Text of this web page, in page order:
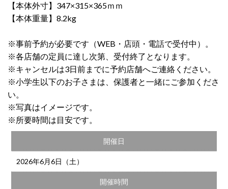
【本体外寸】347×315×365ｍｍ
【本体重量】8.2kg
※事前予約が必要です（WEB・店頭・電話で受付中）。
※各店舗の定員に達し次第、受付終了となります。
※キャンセルは3日前までに予約店舗へご連絡ください。
※小学生以下のお子さまは、保護者と一緒にご参加くださ
い。
※写真はイメージです。
※所要時間は目安です。
開催日
2026年6月6日（土）
開催時間